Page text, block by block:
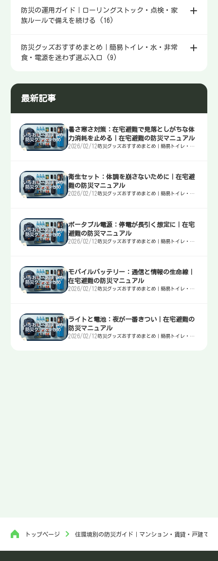
防災の運用ガイド｜ローリングストック・点検・家
族ルールで備えを続ける (16)
防災グッズおすすめまとめ｜簡易トイレ・水・非常
食・電源を迷わず選ぶ入口 (9)
最新記事
暑さ寒さ対策：在宅避難で見落としがちな体
力消耗を止める｜在宅避難の防災マニュアル
2026/02/12 防災グッズおすすめまとめ｜簡易トイレ・
衛生セット：体調を崩さないために｜在宅避
難の防災マニュアル
2026/02/12 防災グッズおすすめまとめ｜簡易トイレ・
ポータブル電源：停電が長引く想定に｜在宅
避難の防災マニュアル
2026/02/12 防災グッズおすすめまとめ｜簡易トイレ・
モバイルバッテリー：通信と情報の生命線｜
在宅避難の防災マニュアル
2026/02/12 防災グッズおすすめまとめ｜簡易トイレ・
ライトと電池：夜が一番きつい｜在宅避難の
防災マニュアル
2026/02/12 防災グッズおすすめまとめ｜簡易トイレ・
トップページ 住環境別の防災ガイド｜マンション・賃貸・戸建てで